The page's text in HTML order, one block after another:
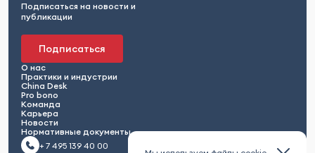
Подписаться на новости и
публикации
Подписаться
О нас
Практики и индустрии
China Desk
Pro bono
Команда
Карьера
Новости
Нормативные документы
+ 7 495 139 40 00